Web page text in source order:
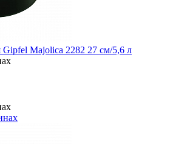
Gipfel Majolica 2282 27 см/5,6 л